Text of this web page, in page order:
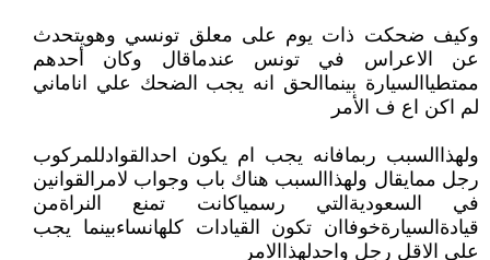
وكيف ضحكت ذات يوم على معلق تونسي وهويتحدث
عن الاعراس في تونس عندماقال وكان أحدهم
ممتطياالسيارة بينماالحق انه يجب الضحك علي اناماني
لم اكن اع ف الأمر
ولهذاالسبب ربمافانه يجب ام يكون احدالقوادللمركوب
رجل ممايقال ولهذاالسبب هناك باب وجواب لامرالقوانين
في السعوديةالتي رسمياكانت تمنع النراةمن
قيادةالسيارةخوفاان تكون القيادات كلهانساءبينما يجب
على الاقل رجل واحدلهذاالامر